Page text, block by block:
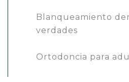
Blanqueamiento
verdades
Ortodoncia para